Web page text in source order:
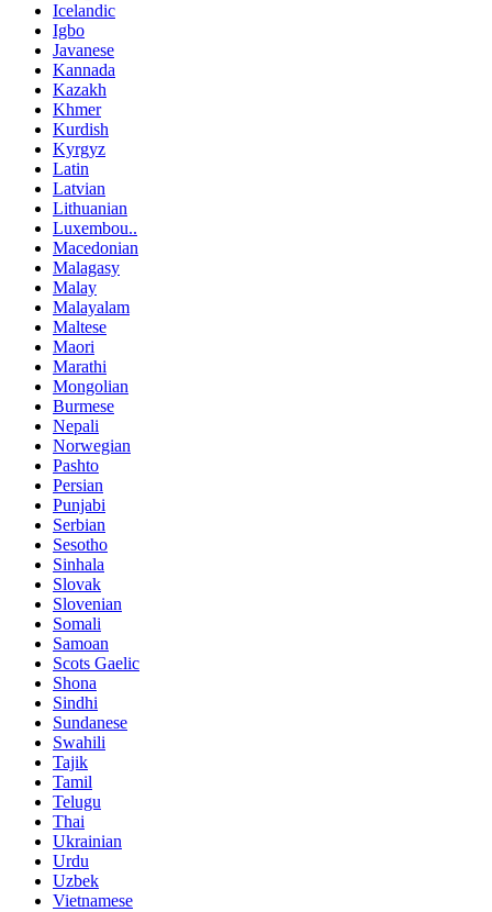
Icelandic
Igbo
Javanese
Kannada
Kazakh
Khmer
Kurdish
Kyrgyz
Latin
Latvian
Lithuanian
Luxembou..
Macedonian
Malagasy
Malay
Malayalam
Maltese
Maori
Marathi
Mongolian
Burmese
Nepali
Norwegian
Pashto
Persian
Punjabi
Serbian
Sesotho
Sinhala
Slovak
Slovenian
Somali
Samoan
Scots Gaelic
Shona
Sindhi
Sundanese
Swahili
Tajik
Tamil
Telugu
Thai
Ukrainian
Urdu
Uzbek
Vietnamese